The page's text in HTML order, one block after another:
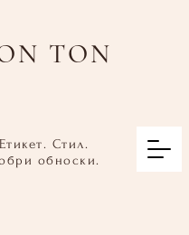
Етикет. Стил.
обноски.
TON